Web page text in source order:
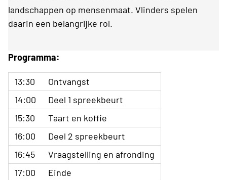
landschappen op mensenmaat. Vlinders spelen
daarin een belangrijke rol.
Programma:
13:30
Ontvangst
14:00
Deel 1 spreekbeurt
15:30
Taart en koffie
16:00
Deel 2 spreekbeurt
16:45
Vraagstelling en afronding
17:00
Einde